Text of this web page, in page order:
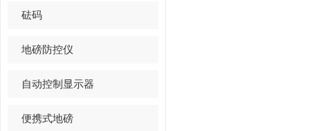
砝码
地磅防控仪
自动控制显示器
便携式地磅